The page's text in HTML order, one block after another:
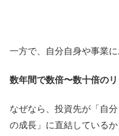
一方で、自分自身や事業に
数年間で数倍〜数十倍の
なぜなら、投資先が「自
の成長」に直結しているか